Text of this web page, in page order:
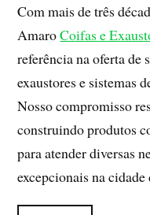
Com mais de três
AmaroCoifas e
referência na oferta de
exaustores e sistemas
Nosso compromisso
construindo produtos
para atender diversas
excepcionais na